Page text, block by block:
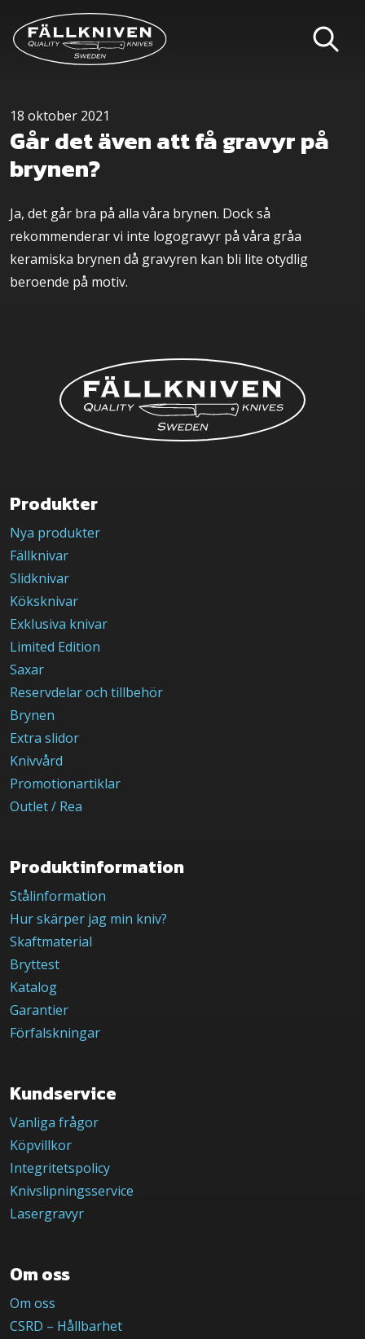
18 oktober 2021
Går det även att få gravyr på
brynen?
Ja, det går bra på alla våra brynen. Dock så
rekommenderar vi inte logogravyr på våra gråa
keramiska brynen då gravyren kan bli lite otydlig
beroende på motiv.
Produkter
Nya produkter
Fällknivar
Slidknivar
Köksknivar
Exklusiva knivar
Limited Edition
Saxar
Reservdelar och tillbehör
Brynen
Extra slidor
Knivvård
Promotionartiklar
Outlet / Rea
Produktinformation
Stålinformation
Hur skärper jag min kniv?
Skaftmaterial
Bryttest
Katalog
Garantier
Förfalskningar
Kundservice
Vanliga frågor
Köpvillkor
Integritetspolicy
Knivslipningsservice
Lasergravyr
Om oss
Om oss
CSRD – Hållbarhet